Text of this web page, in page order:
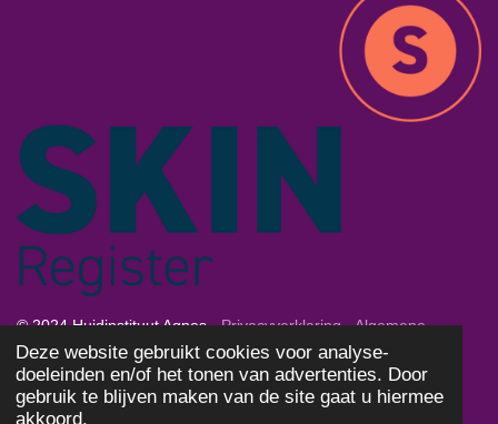
Deze website gebruikt cookies voor analyse-
doeleinden en/of het tonen van advertenties. Door
gebruik te blijven maken van de site gaat u hiermee
akkoord.
© 2024 Huidinstituut Agnes -Privacyverklaring-Algemene
Voorwaarden-Cookies
Powered byJouwWeb